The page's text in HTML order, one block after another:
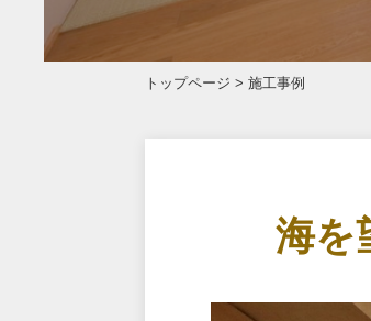
トップページ > 施工事例
海を